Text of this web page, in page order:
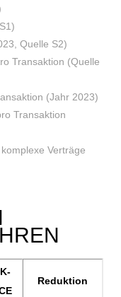
Quelle S2)
Transaktion (Quelle
(Jahr 2023)
Transaktion
Verträge
Reduktion